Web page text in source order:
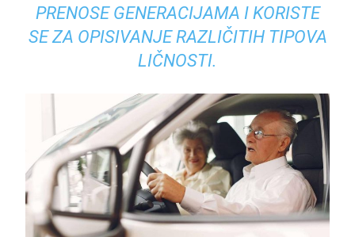
PRENOSE GENERACIJAMA I KORISTE
SE ZA OPISIVANJE RAZLIČITIH TIPOVA
LIČNOSTI.